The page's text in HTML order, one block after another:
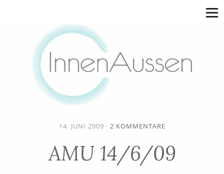
14. JUNI 2009 · 2 KOMMENTARE
AMU 14/6/09